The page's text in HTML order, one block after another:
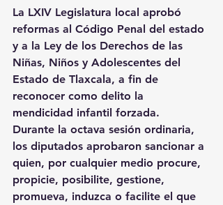
La LXIV Legislatura local aprobó
reformas al Código Penal del estado
y a la Ley de los Derechos de las
Niñas, Niños y Adolescentes del
Estado de Tlaxcala, a fin de
reconocer como delito la
mendicidad infantil forzada.
Durante la octava sesión ordinaria,
los diputados aprobaron sancionar a
quien, por cualquier medio procure,
propicie, posibilite, gestione,
promueva, induzca o facilite el que